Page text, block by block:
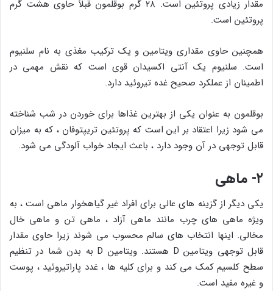
مقدار زیادی پروتئین است. ۲۸ گرم بوقلمون قبلاً حاوی هشت گرم
پروتئین است.
همچنین حاوی مقداری ویتامین و یک ترکیب مغذی به نام سلنیوم
است. سلنیوم یک آنتی اکسیدان قوی است که نقش مهمی در
اطمینان از عملکرد صحیح غده تیروئید دارد.
بوقلمون به عنوان یکی از بهترین غذاها برای خوردن در شب شناخته
می شود زیرا اعتقاد بر این است که پروتئین تریپتوفان ، که به میزان
قابل توجهی در آن وجود دارد ، باعث ایجاد خواب آلودگی می شود.
۲- ماهی
یکی دیگر از گزینه های عالی برای افراد غیر گیاهخوار ماهی است ، به
ویژه ماهی های چرب مانند ماهی آزاد ، ماهی تن و ماهی خال
مخالی. اینها انتخاب های سالم محسوب می شوند زیرا حاوی مقدار
قابل توجهی ویتامین D هستند. ویتامین D به بدن شما در تنظیم
سطح کلسیم کمک می کند و برای کلیه ها ، غدد پاراتیروئید ، پوست
و غیره مفید است.